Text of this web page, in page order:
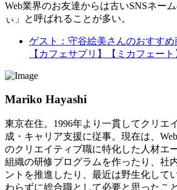
Web業界のお友達からは古いSNSネー
ぃ」と呼ばれることが多い。
ゲスト：守谷絵美さんのおすすめ
【カフェサプリ】【ミカフェート
Mariko Hayashi
東京在住。1996年より一貫してクリエ
成・キャリア支援に従事。現在は、
のクリエイティブ職に特化した人材エ
組織の研修プログラムを作ったり、社
ントを推進したり、最近は野生化して
わらずに総合職として必要と思ったこ